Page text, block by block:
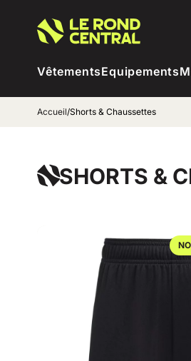
VêtementsEquipements
Accueil/Shorts & Chaussettes
SHORTS &